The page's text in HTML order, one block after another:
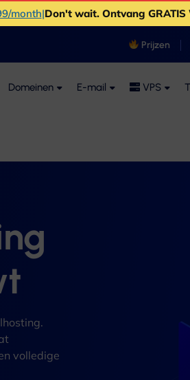
month|Don't wait. Ontvang
Prijzen
Domeinen E-mail VPS
volledige